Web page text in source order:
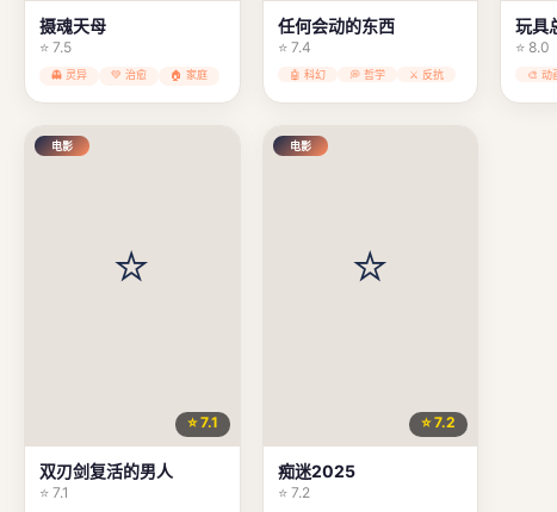
摄魂天母
⭐ 7.5
👻 灵异 💚 治愈 🏠 家庭
任何会动的东西
⭐ 7.4
🤖 科幻 💭 哲学 ⚔️ 反抗
玩具
⭐ 8.0
🎨 动
电影
⭐ 7.1
双刃剑复活的男人
⭐ 7.1
电影
⭐ 7.2
痴迷2025
⭐ 7.2